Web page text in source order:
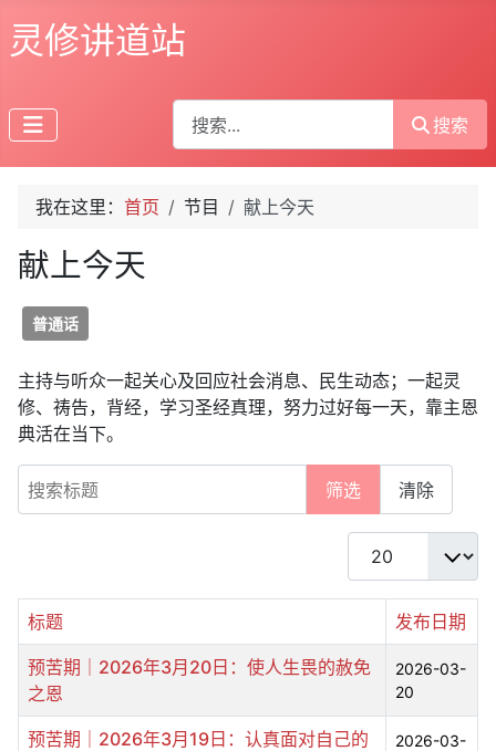
灵修讲道站
搜索
搜索
我在这里： 首页 节目 献上今天
献上今天
普通话
主持与听众一起关心及回应社会消息、民生动态；一起灵
修、祷告，背经，学习圣经真理，努力过好每一天，靠主恩
典活在当下。
搜索标题
筛选 清除
每页显示条数
标题 发布日期
预苦期｜2026年3月20日：使人生畏的赦免
之恩
2026-03-
20
预苦期｜2026年3月19日：认真面对自己的
2026-03-